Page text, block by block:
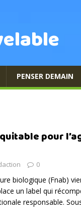
PENSER DEMAIN
pour
0
biologique (Fnab)
un label qui
responsable.